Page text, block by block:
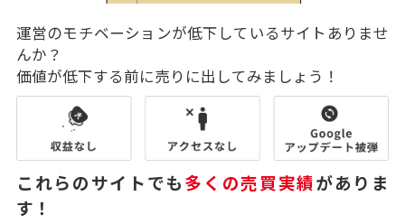
運営のモチベーションが低下しているサイトありませ
んか？
価値が低下する前に売りに出してみましょう！
これらのサイトでも多くの売買実績がありま
す！